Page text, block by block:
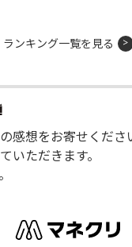
ランキング一覧を見る
感想をお寄せくだ
いただきます。